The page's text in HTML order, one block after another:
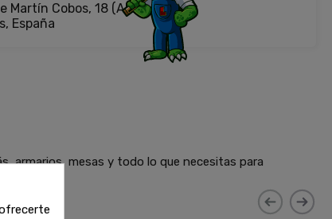
Martín Cobos, 18 (Antigua Fiat)
España
armarios, mesas y todo lo que necesitas para